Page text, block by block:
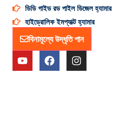
ডিডি গাইড রড পাইল ডিজেল হ্যামার
হাইড্রোলিক ইমপ্যাক্ট হ্যামার
বিনামূল্যে উদ্ধৃতি পান
ই
উ
টি
ফে
স
বু
ই
ন
স্টা